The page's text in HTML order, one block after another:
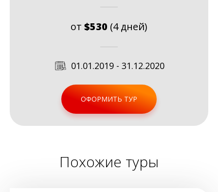
от $530 (4 дней)
01.01.2019 - 31.12.2020
ОФОРМИТЬ ТУР
Похожие туры